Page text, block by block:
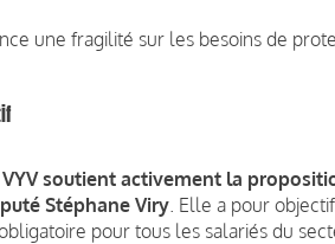
une fragilité sur les besoins de
VYV soutient activement la
Stéphane Viry . Elle a pour
pour tous les salariés du